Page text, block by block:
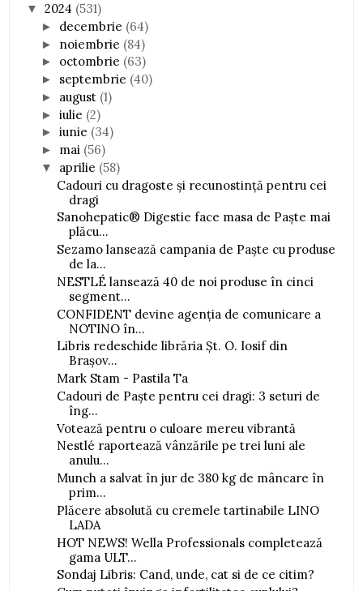
▼2024 (531)
► decembrie (64)
► noiembrie (84)
► octombrie (63)
► septembrie (40)
► august (1)
►iulie (2)
►iunie (34)
► mai (56)
▼ aprilie (58)
Cadouri cu dragoste și recunostinţă pentru cei
dragi
Sanohepatic® Digestie face masa de Paște mai
plăcu...
Sezamo lansează campania de Paște cu produse
de la...
NESTLÉ lansează 40 de noi produse în cinci
segment...
CONFIDENT devine agenția de comunicare a
NOTINO în...
Libris redeschide librăria Șt. O. Iosif din
Brașov...
Mark Stam - Pastila Ta
Cadouri de Paște pentru cei dragi: 3 seturi de
îng...
Votează pentru o culoare mereu vibrantă
Nestlé raportează vânzările pe trei luni ale
anulu...
Munch a salvat în jur de 380 kg de mâncare în
prim...
Plăcere absolută cu cremele tartinabile LINO
LADA
HOT NEWS! Wella Professionals completează
gama ULT...
Sondaj Libris: Cand, unde, cat si de ce citim?